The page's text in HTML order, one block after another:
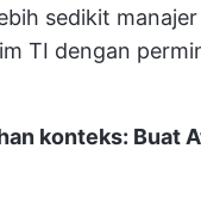
sedikit
TI dengan
konteks: Buat